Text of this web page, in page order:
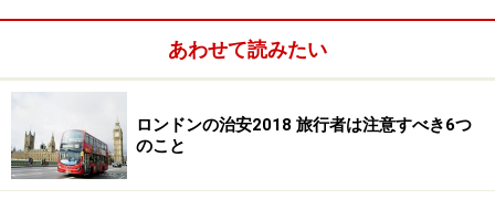
あわせて読みたい
ロンドンの治安2018 旅行者は注意すべき6つ
のこと